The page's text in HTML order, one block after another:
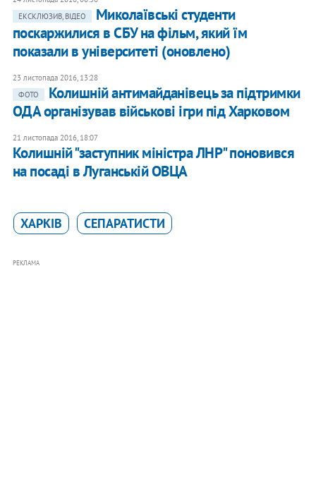
ЕКСКЛЮЗИВ, ВІДЕО
Миколаївські студенти
поскаржилися в СБУ на фільм, який їм
показали в університеті (оновлено)
23 листопада 2016, 13:28
ФОТО
Колишній антимайданівець за підтримки
ОДА організував військові ігри під Харковом
21 листопада 2016, 18:07
Колишній "заступник міністра ЛНР" поновився
на посаді в Луганській ОВЦА
ХАРКІВ СЕПАРАТИСТИ
РЕКЛАМА